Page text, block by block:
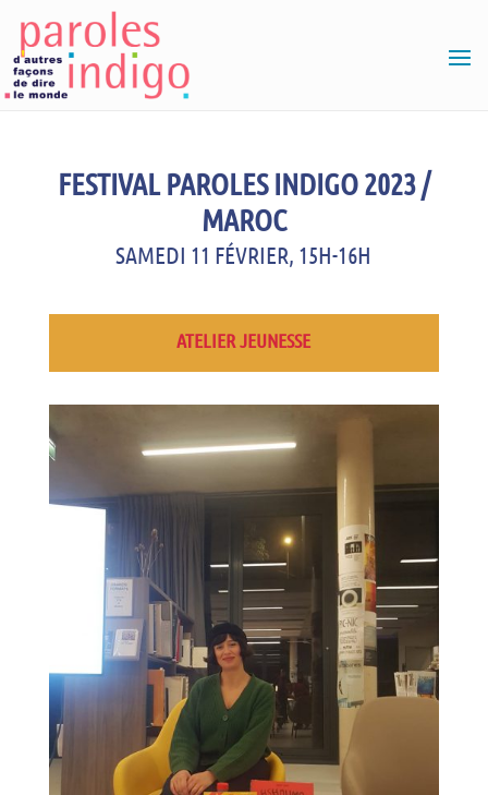
FESTIVAL PAROLES INDIGO 2023 /
MAROC
SAMEDI 11 FÉVRIER, 15H-16H
ATELIER JEUNESSE